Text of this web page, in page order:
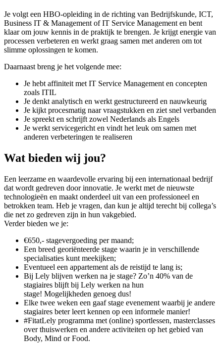
Je volgt een HBO-opleiding in de richting van Bedrijfskunde, ICT,
Business IT & Management of IT Service Management en bent
klaar om jouw kennis in de praktijk te brengen. Je krijgt energie van
processen verbeteren en werkt graag samen met anderen om tot
slimme oplossingen te komen.
Daarnaast breng je het volgende mee:
Je hebt affiniteit met IT Service Management en concepten
zoals ITIL
Je denkt analytisch en werkt gestructureerd en nauwkeurig
Je kijkt procesmatig naar vraagstukken en ziet snel verbanden
Je spreekt en schrijft zowel Nederlands als Engels
Je werkt servicegericht en vindt het leuk om samen met
anderen verbeteringen te realiseren
Wat bieden wij jou?
Een leerzame en waardevolle ervaring bij een internationaal bedrijf
dat wordt gedreven door innovatie. Je werkt met de nieuwste
technologieën en maakt onderdeel uit van een professioneel en
betrokken team. Heb je vragen, dan kun je altijd terecht bij collega’s
die net zo gedreven zijn in hun vakgebied.
Verder bieden we je:
€650,- stagevergoeding per maand;
Een breed georiënteerde stage waarin je in verschillende
specialisaties kunt meekijken;
Eventueel een appartement als de reistijd te lang is;
Bij Lely blijven werken na je stage? Zo’n 40% van de
stagiaires blijft bij Lely werken na hun
stage! Mogelijkheden genoeg dus!
Elke twee weken een gaaf stage evenement waarbij je andere
stagiaires beter leert kennen op een informele manier!
#FitatLely programma met (online) sportlessen, masterclasses
over thuiswerken en andere activiteiten op het gebied van
Body, Mind or Food.